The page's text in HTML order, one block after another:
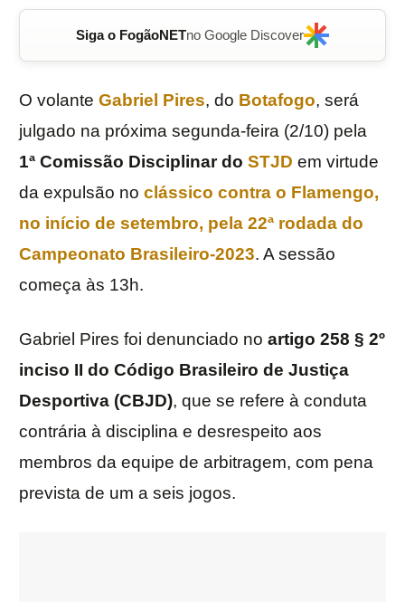
Siga o FogãoNETno Google Discover
O volante Gabriel Pires, do Botafogo, será
julgado na próxima segunda-feira (2/10) pela
1ª Comissão Disciplinar do STJD em virtude
da expulsão no clássico contra o Flamengo,
no início de setembro, pela 22ª rodada do
Campeonato Brasileiro-2023. A sessão
começa às 13h.
Gabriel Pires foi denunciado no artigo 258 § 2º
inciso II do Código Brasileiro de Justiça
Desportiva (CBJD), que se refere à conduta
contrária à disciplina e desrespeito aos
membros da equipe de arbitragem, com pena
prevista de um a seis jogos.